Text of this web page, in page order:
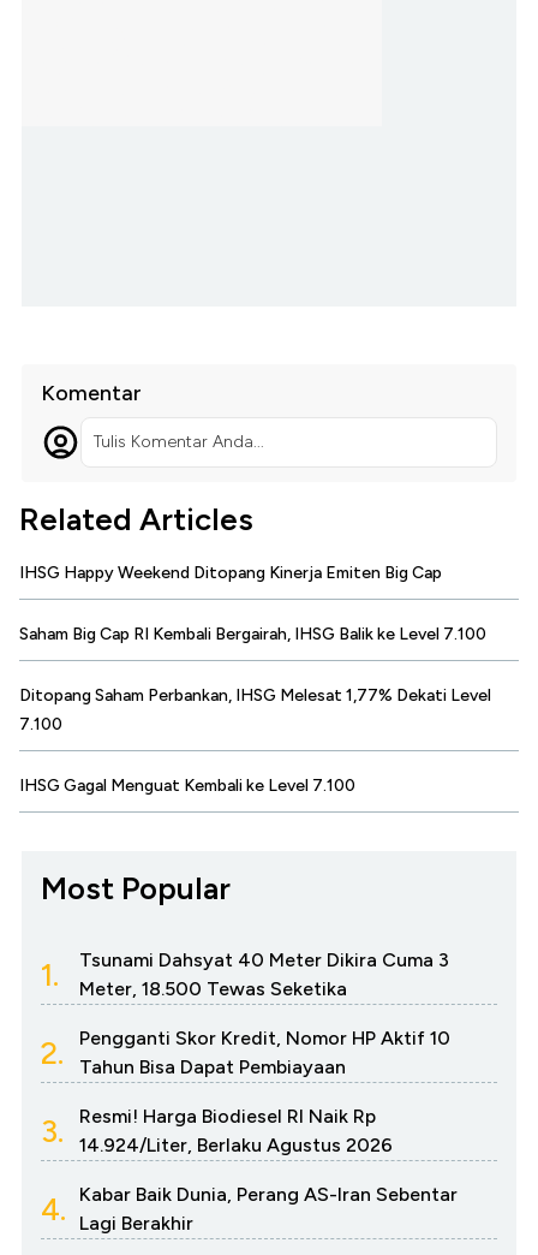
Komentar
Tulis Komentar Anda...
Related Articles
IHSG Happy Weekend Ditopang Kinerja Emiten Big Cap
Saham Big Cap RI Kembali Bergairah, IHSG Balik ke Level 7.100
Ditopang Saham Perbankan, IHSG Melesat 1,77% Dekati Level
7.100
IHSG Gagal Menguat Kembali ke Level 7.100
Most Popular
1.
Tsunami Dahsyat 40 Meter Dikira Cuma 3
Meter, 18.500 Tewas Seketika
2.
Pengganti Skor Kredit, Nomor HP Aktif 10
Tahun Bisa Dapat Pembiayaan
3.
Resmi! Harga Biodiesel RI Naik Rp
14.924/Liter, Berlaku Agustus 2026
4.
Kabar Baik Dunia, Perang AS-Iran Sebentar
Lagi Berakhir